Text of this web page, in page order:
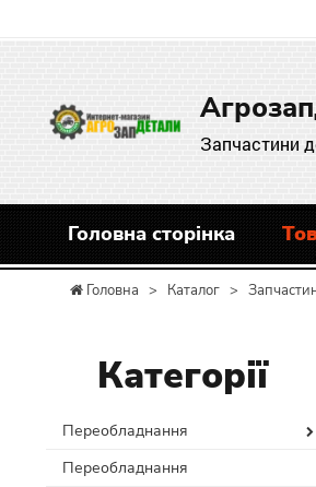
Запчастини
Головна сторінка
Головна > Каталог >
Категорії
Переобладнання
Переобладнання